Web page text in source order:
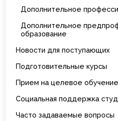
Дополнительное
Дополнительное
образование
Новости для поступающих
Подготовительные курсы
Прием на целевое обучение
Социальная поддержка
Часто задаваемые вопросы